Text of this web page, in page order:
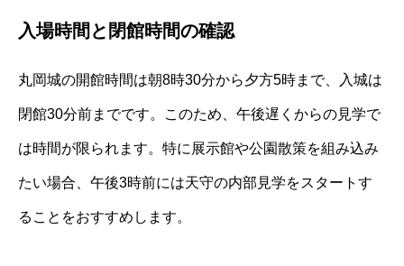
入場時間と閉館時間の確認
丸岡城の開館時間は朝8時30分から夕方5時まで、入城は
閉館30分前までです。このため、午後遅くからの見学で
は時間が限られます。特に展示館や公園散策を組み込み
たい場合、午後3時前には天守の内部見学をスタートす
ることをおすすめします。